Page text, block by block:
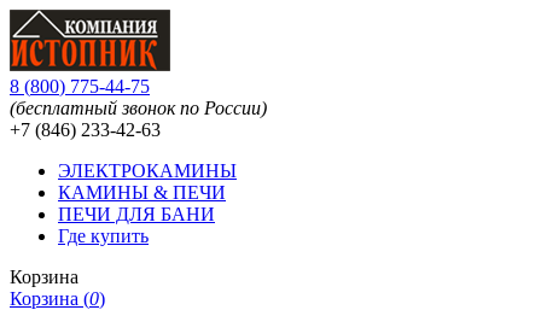
8 (800) 775-44-75
(бесплатный звонок по России)
+7 (846) 233-42-63
ЭЛЕКТРОКАМИНЫ
КАМИНЫ & ПЕЧИ
ПЕЧИ ДЛЯ БАНИ
Где купить
Корзина
Корзина (0)